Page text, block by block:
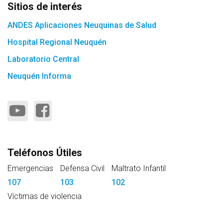
Sitios de interés
ANDES Aplicaciones Neuquinas de Salud
Hospital Regional Neuquén
Laboratorio Central
Neuquén Informa
Teléfonos Útiles
Emergencias
107
Defensa Civil
103
Maltrato Infantil
102
Víctimas de violencia